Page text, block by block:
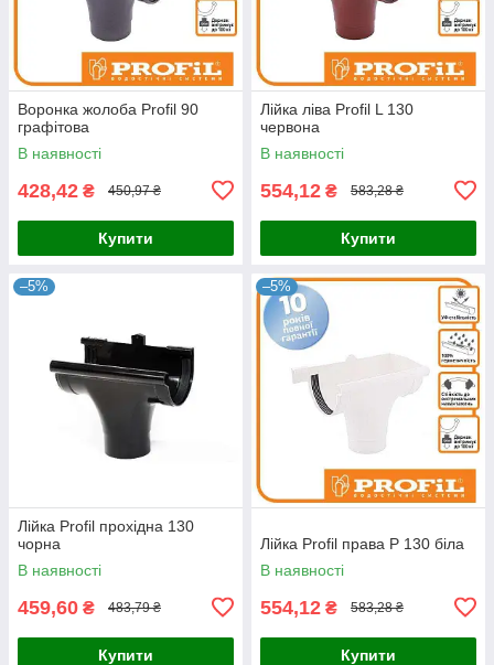
Воронка жолоба Profil 90
графітова
В наявності
428,42 ₴ 450,97 ₴
Купити
Лійка ліва Profil L 130
червона
В наявності
554,12 ₴ 583,28 ₴
Купити
–5%
Лійка Profil прохідна 130
чорна
В наявності
459,60 ₴ 483,79 ₴
Купити
–5%
Лійка Profil права Р 130 біла
В наявності
554,12 ₴ 583,28 ₴
Купити